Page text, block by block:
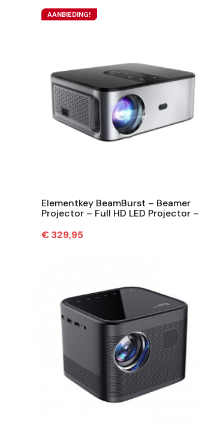
AANBIEDING!
Elementkey BeamBurst – Beamer
Projector – Full HD LED Projector –
Prijs
€ 329,95